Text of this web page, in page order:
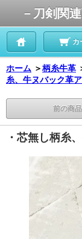
－刀剣関
カ
ホーム ＞柄糸牛革
糸、牛ヌバック革
前の商
・芯無し柄糸